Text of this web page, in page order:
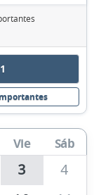
Vie Sáb
3
4